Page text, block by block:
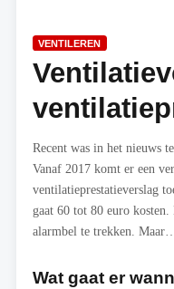
VENTILEREN
Recent was in het nieuws
Vanaf 2017 komt er een
ventilatieprestatieverslag
gaat 60 tot 80 euro
alarmbel te trekken.
Wat gaat er